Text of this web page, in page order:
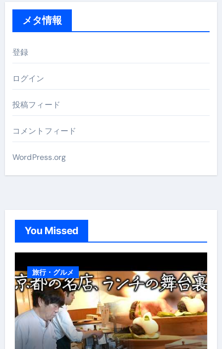
メタ情報
登録
ログイン
投稿フィード
コメントフィード
WordPress.org
You Missed
旅行・グルメ